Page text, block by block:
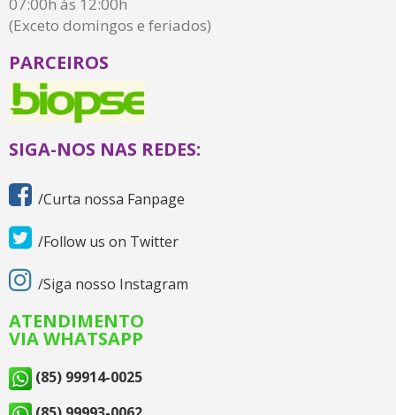
(Exceto domingos e feriados)
PARCEIROS
SIGA-NOS NAS REDES:
/Curta nossa Fanpage
/Follow us on Twitter
/Siga nosso Instagram
ATENDIMENTO
VIA WHATSAPP
(85) 99914-0025